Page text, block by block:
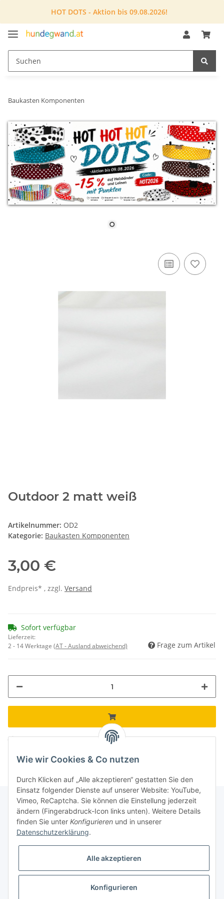
HOT DOTS - Aktion bis 09.08.2026!
Baukasten Komponenten
Outdoor 2 matt weiß
Artikelnummer: OD2
Kategorie: Baukasten Komponenten
3,00 €
Endpreis* , zzgl. Versand
Sofort verfügbar
Lieferzeit:
2 - 14 Werktage (AT - Ausland abweichend) Frage zum Artikel
Loading... Komponenten werden geladen ...
Informationen
Galerie
Wie wir Cookies & Co nutzen
Durch Klicken auf „Alle akzeptieren“ gestatten Sie den
Einsatz folgender Dienste auf unserer Website: YouTube,
Vimeo, ReCaptcha. Sie können die Einstellung jederzeit
ändern (Fingerabdruck-Icon links unten). Weitere Details
finden Sie unter Konfigurieren und in unserer
Datenschutzerklärung.
Alle akzeptieren
Konfigurieren